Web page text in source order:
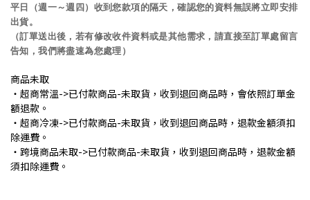
平日（週一～週四）收到您款項的隔天，確認您的資料無誤將立即安排
出貨。
（訂單送出後，若有修改收件資料或是其他需求，請直接至訂單處留言
告知，我們將盡速為您處理）
商品未取
・超商常溫->已付款商品-未取貨，收到退回商品時，會依照訂單金
額退款。
・超商冷凍->已付款商品-未取貨，收到退回商品時，退款金額須扣
除運費。
・跨境商品未取->已付款商品-未取貨，收到退回商品時，退款金額
須扣除運費。